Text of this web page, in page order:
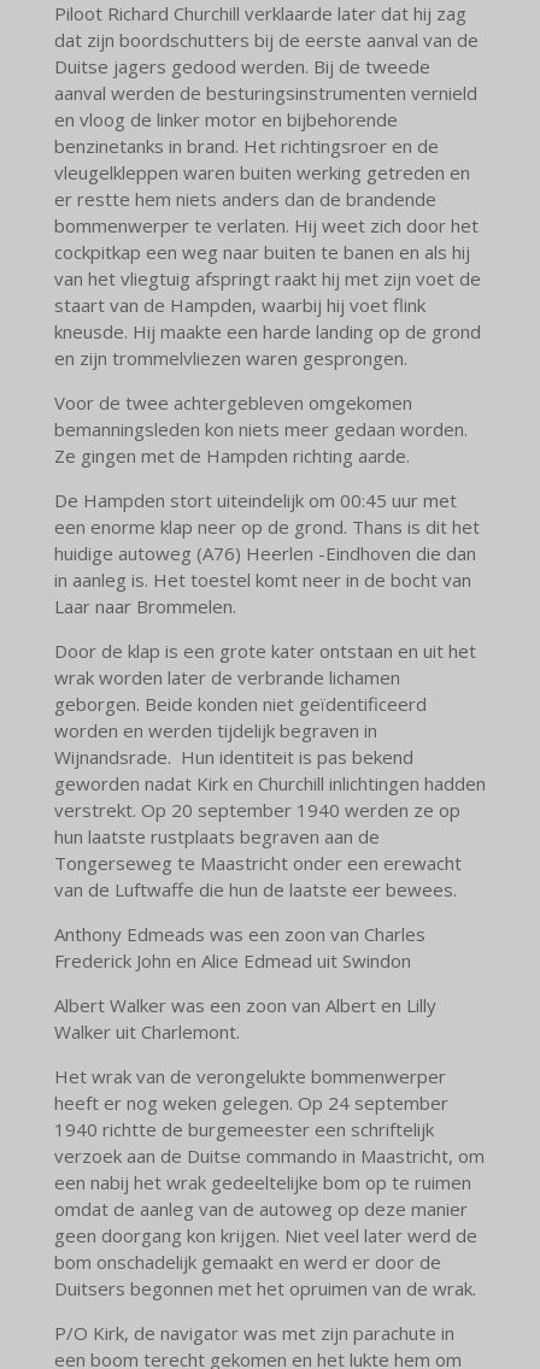
Piloot Richard Churchill verklaarde later dat hij zag
dat zijn boordschutters bij de eerste aanval van de
Duitse jagers gedood werden. Bij de tweede
aanval werden de besturingsinstrumenten vernield
en vloog de linker motor en bijbehorende
benzinetanks in brand. Het richtingsroer en de
vleugelkleppen waren buiten werking getreden en
er restte hem niets anders dan de brandende
bommenwerper te verlaten. Hij weet zich door het
cockpitkap een weg naar buiten te banen en als hij
van het vliegtuig afspringt raakt hij met zijn voet de
staart van de Hampden, waarbij hij voet flink
kneusde. Hij maakte een harde landing op de grond
en zijn trommelvliezen waren gesprongen.
Voor de twee achtergebleven omgekomen
bemanningsleden kon niets meer gedaan worden.
Ze gingen met de Hampden richting aarde.
De Hampden stort uiteindelijk om 00:45 uur met
een enorme klap neer op de grond. Thans is dit het
huidige autoweg (A76) Heerlen -Eindhoven die dan
in aanleg is. Het toestel komt neer in de bocht van
Laar naar Brommelen.
Door de klap is een grote kater ontstaan en uit het
wrak worden later de verbrande lichamen
geborgen. Beide konden niet geïdentificeerd
worden en werden tijdelijk begraven in
Wijnandsrade. Hun identiteit is pas bekend
geworden nadat Kirk en Churchill inlichtingen hadden
verstrekt. Op 20 september 1940 werden ze op
hun laatste rustplaats begraven aan de
Tongerseweg te Maastricht onder een erewacht
van de Luftwaffe die hun de laatste eer bewees.
Anthony Edmeads was een zoon van Charles
Frederick John en Alice Edmead uit Swindon
Albert Walker was een zoon van Albert en Lilly
Walker uit Charlemont.
Het wrak van de verongelukte bommenwerper
heeft er nog weken gelegen. Op 24 september
1940 richtte de burgemeester een schriftelijk
verzoek aan de Duitse commando in Maastricht, om
een nabij het wrak gedeeltelijke bom op te ruimen
omdat de aanleg van de autoweg op deze manier
geen doorgang kon krijgen. Niet veel later werd de
bom onschadelijk gemaakt en werd er door de
Duitsers begonnen met het opruimen van de wrak.
P/O Kirk, de navigator was met zijn parachute in
een boom terecht gekomen en het lukte hem om